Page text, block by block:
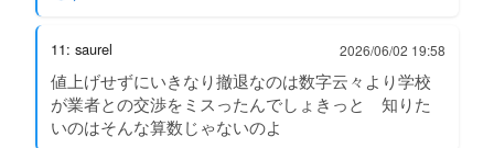
11: saurel 2026/06/02 19:58
値上げせずにいきなり撤退なのは数字云々より学校
が業者との交渉をミスったんでしょきっと 知りた
いのはそんな算数じゃないのよ